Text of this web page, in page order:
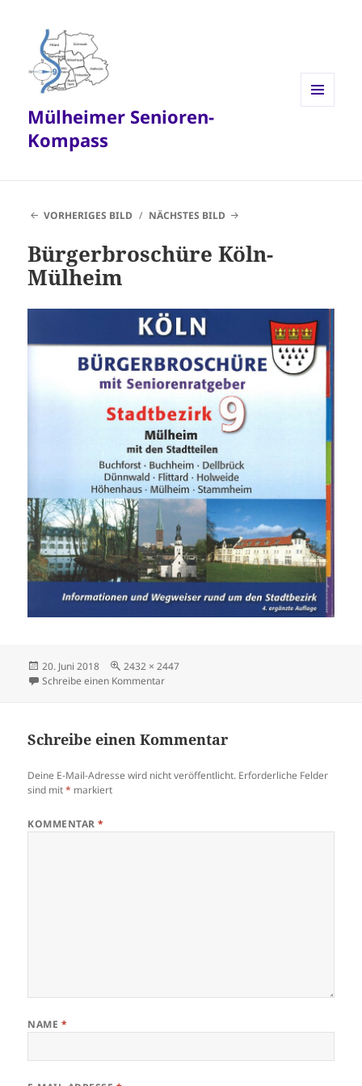
Mülheimer Senioren-
Kompass
VORHERIGES BILD NÄCHSTES BILD
Bürgerbroschüre Köln-
Mülheim
Veröffentlicht
am
20. Juni 2018
Volle
Größe
2432 × 2447
Schreibe einen Kommentarzu Bürgerbroschüre Köln-Mülheim
Schreibe einen Kommentar
Deine E-Mail-Adresse wird nicht veröffentlicht. Erforderliche Felder
sind mit* markiert
KOMMENTAR*
NAME *